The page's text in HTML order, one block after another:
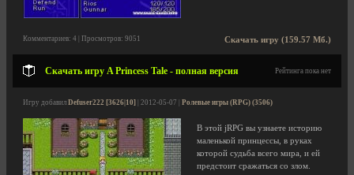
Скачать игру (159.57 Мб.)
Комментариев: 4 | Просмотров: 9051
Скачать игру A Princess Tale - полная версия Рейтинга пока нет
Игру добавил Defuser222 [3626|10] | 2012-05-07 | Ролевые игры (RPG) (3506)
В этой jRPG вы узнаете историю
маленькой принцессы, в руках
которой судьба всего мира, и ей
предстоит сражаться со злом.